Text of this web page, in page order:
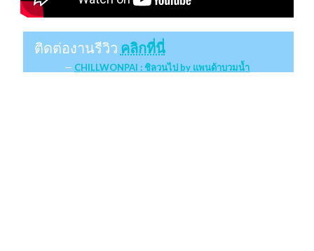
ติดต่องานรีวิว คลิกที่นี่
CHILLWONPAI : ชิลวนไป by แพนด้าบวมน้ำ